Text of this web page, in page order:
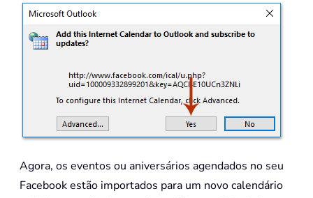
Agora, os eventos ou aniversários agendados no seu
Facebook estão importados para um novo calendário